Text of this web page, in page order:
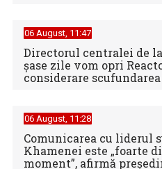
06 August, 11:47
Directorul centralei de
şase zile vom opri
considerare
06 August, 11:28
Comunicarea cu liderul
Khamenei este „foarte
moment”, afirmă